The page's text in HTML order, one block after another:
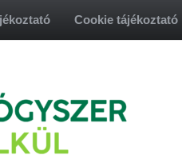
Cookie tájékoztató